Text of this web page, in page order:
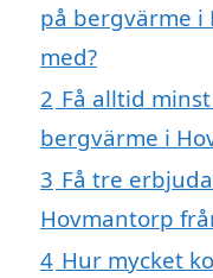
på bergvärme
med?
2 Få alltid
bergvärme i
3 Få tre
Hovmantorp
4 Hur mycket